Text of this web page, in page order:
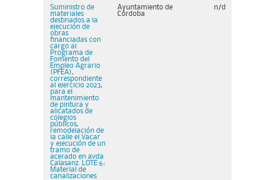
Suministro de
materiales
destinados a la
ejecución de
obras
financiadas con
cargo al
Programa de
Fomento del
Empleo Agrario
(PFEA),
correspondiente
al ejercicio 2023,
para el
mantenimiento
de pintura y
alicatados de
colegios
públicos,
remodelación de
la calle el Vacar
y ejecución de un
tramo de
acerado en avda
Calasanz. LOTE 6:
Material de
canalizaciones
Ayuntamiento de
Córdoba
n/d